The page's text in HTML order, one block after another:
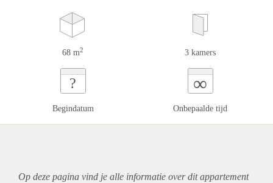
68 m2 3 kamers
?
Begindatum
∞
Onbepaalde tijd
Op deze pagina vind je alle informatie over ditappartement